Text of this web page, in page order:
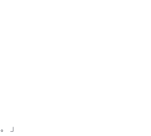
」